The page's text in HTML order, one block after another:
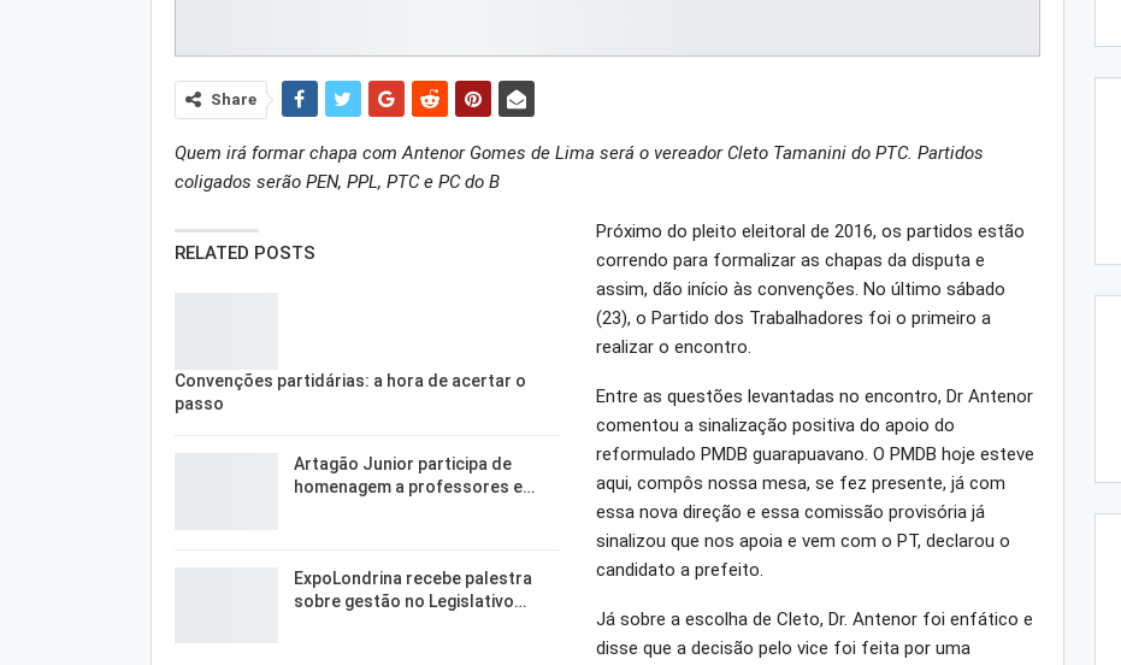
Share
Quem irá formar chapa com Antenor Gomes de Lima será o vereador Cleto Tamanini do PTC. Partidos
coligados serão PEN, PPL, PTC e PC do B
RELATED POSTS
Convenções partidárias: a hora de acertar o
passo
Artagão Junior participa de
homenagem a professores e…
ExpoLondrina recebe palestra
sobre gestão no Legislativo…
Próximo do pleito eleitoral de 2016, os partidos estão
correndo para formalizar as chapas da disputa e
assim, dão início às convenções. No último sábado
(23), o Partido dos Trabalhadores foi o primeiro a
realizar o encontro.
Entre as questões levantadas no encontro, Dr Antenor
comentou a sinalização positiva do apoio do
reformulado PMDB guarapuavano. O PMDB hoje esteve
aqui, compôs nossa mesa, se fez presente, já com
essa nova direção e essa comissão provisória já
sinalizou que nos apoia e vem com o PT, declarou o
candidato a prefeito.
Já sobre a escolha de Cleto, Dr. Antenor foi enfático e
disse que a decisão pelo vice foi feita por uma